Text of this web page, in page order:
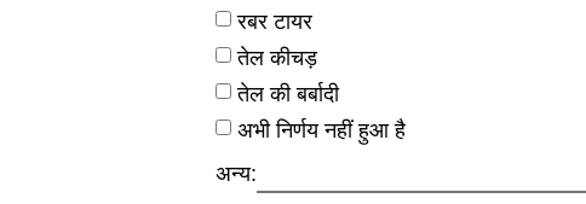
रबर टायर
तेल कीचड़
तेल की बर्बादी
अभी निर्णय नहीं हुआ है
अन्य: